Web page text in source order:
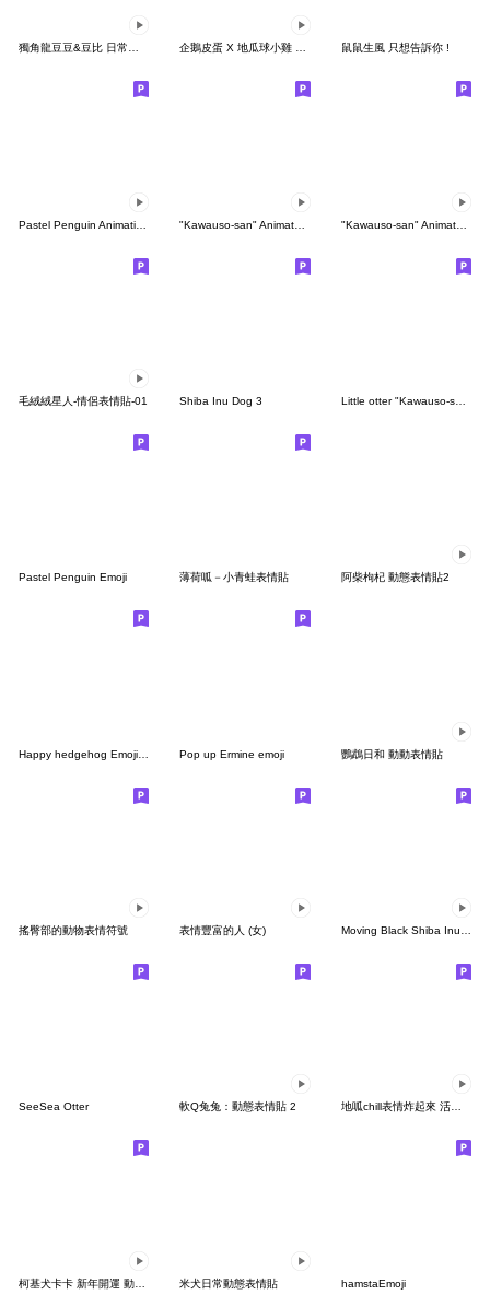
獨角龍豆豆&豆比 日常表情包 企鵝皮蛋 X 地瓜球小雞 動態表情貼 鼠鼠生風 只想告訴你 !
"Kawauso-san" Animated Emoji
毛絨絨星人-情侶表情貼-01 Shiba Inu Dog 3 Little otter "Kawauso-san" Emoji part3
Pastel Penguin Emoji 薄荷呱－小青蛙表情貼 阿柴枸杞 動態表情貼2
Pop up Ermine emoji 鸚鵡日和 動動表情貼
搖臀部的動物表情符號 表情豐富的人 (女)
SeeSea Otter 軟Q兔兔：動態表情貼 2 地呱chill表情炸起來 活跳跳口味
米犬日常動態表情貼 hamstaEmoji